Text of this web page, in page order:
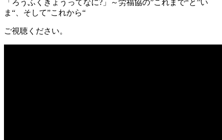
「ろうふくきょうってなに?」～労福協の”これまで“と”い
ま“、そして”これから“
ご視聴ください。